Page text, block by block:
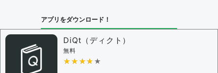
アプリをダウンロード！
DiQt（ディクト）
無料
★★★★★
★★★★★